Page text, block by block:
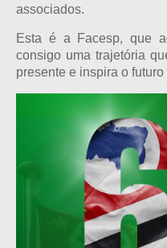
associados.
Esta é a Facesp, que
consigo uma trajetória
presente e inspira o